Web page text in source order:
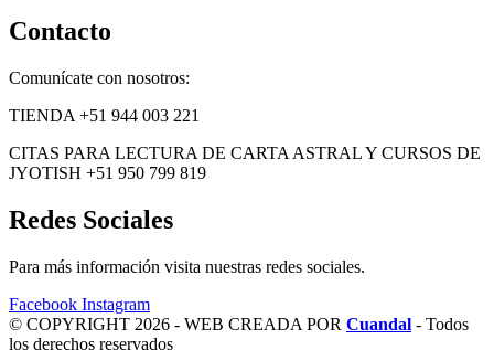
Contacto
Comunícate con nosotros:
TIENDA +51 944 003 221
CITAS PARA LECTURA DE CARTA ASTRAL Y CURSOS DE
JYOTISH +51 950 799 819
Redes Sociales
Para más información visita nuestras redes sociales.
Facebook Instagram
© COPYRIGHT 2026 - WEB CREADA POR Cuandal - Todos
los derechos reservados